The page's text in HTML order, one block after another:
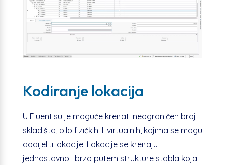
Kodiranje lokacija
U Fluentisu je moguće kreirati neograničen broj
skladišta, bilo fizičkih ili virtualnih, kojima se mogu
dodijeliti lokacije. Lokacije se kreiraju
jednostavno i brzo putem strukture stabla koja